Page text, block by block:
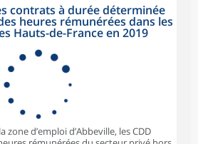
contrats à durée déterminée
heures rémunérées dans les
Hauts-de-France en 2019
zone d’emploi d’Abbeville, les CDD